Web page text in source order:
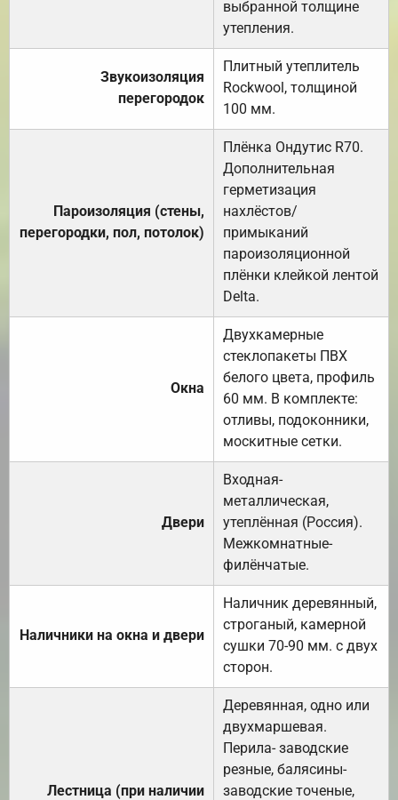
выбранной толщине
утепления.
Звукоизоляция
перегородок
Плитный утеплитель
Rockwool, толщиной
100 мм.
Пароизоляция (стены,
перегородки, пол, потолок)
Плёнка Ондутис R70.
Дополнительная
герметизация
нахлёстов/
примыканий
пароизоляционной
плёнки клейкой лентой
Delta.
Окна
Двухкамерные
стеклопакеты ПВХ
белого цвета, профиль
60 мм. В комплекте:
отливы, подоконники,
москитные сетки.
Двери
Входная-
металлическая,
утеплённая (Россия).
Межкомнатные-
филёнчатые.
Наличники на окна и двери
Наличник деревянный,
строганый, камерной
сушки 70-90 мм. с двух
сторон.
Лестница (при наличии
Деревянная, одно или
двухмаршевая.
Перила- заводские
резные, балясины-
заводские точеные,